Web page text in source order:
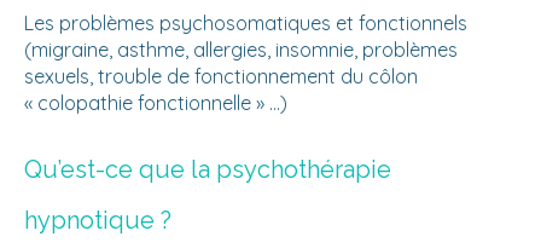
Les problèmes psychosomatiques et fonctionnels
(migraine, asthme, allergies, insomnie, problèmes
sexuels, trouble de fonctionnement du côlon
« colopathie fonctionnelle » …)
Qu’est-ce que la psychothérapie
hypnotique ?